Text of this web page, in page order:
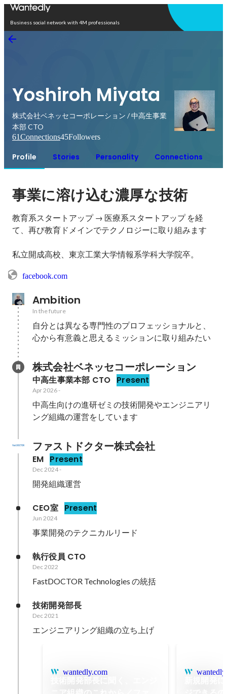
Business social network with 4M professionals
Yoshiroh Miyata
株式会社ベネッセコーポレーション / 中高生事業
本部 CTO
61Connections45Followers
Profile Stories Personality Connections
事業に溶け込む濃厚な技術
教育系スタートアップ → 医療系スタートアップ を経
て、再び教育ドメインでテクノロジーに取り組みます
私立開成高校、東京工業大学情報系学科大学院卒。
facebook.com
Ambition
In the future
自分とは異なる専門性のプロフェッショナルと、
心から有意義と思えるミッションに取り組みたい
株式会社ベネッセコーポレーション
中高生事業本部 CTO Present
Apr 2026-
中高生向けの進研ゼミの技術開発やエンジニアリ
ング組織の運営をしています
ファストドクター株式会社
EM Present
Dec 2024-
開発組織運営
CEO室 Present
Jun 2024
事業開発のテクニカルリード
執行役員 CTO
Dec 2022
FastDOCTOR Technologies の統括
技術開発部長
Dec 2021
エンジニアリング組織の立ち上げ
wantedly.com